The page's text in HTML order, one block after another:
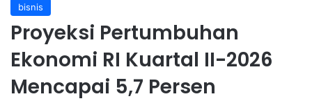
bisnis
Proyeksi Pertumbuhan
Ekonomi RI Kuartal II-2026
Mencapai 5,7 Persen